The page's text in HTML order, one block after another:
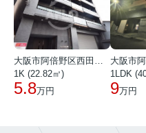
1K (22.82㎡)
5.8万円
1LDK
9万円